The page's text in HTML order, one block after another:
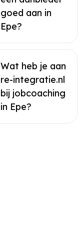
goed aan in
Epe?
Wat heb je aan
re-integratie.nl
bij jobcoaching
in Epe?